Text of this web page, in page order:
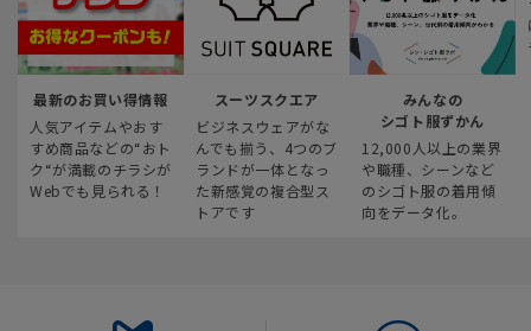
最新のお買い得情報
人気アイテムやおす
すめ商品などの“おト
ク“が満載のチラシが
Webでも見られる！
スーツスクエア
ビジネスウェアがな
んでも揃う、4つのブ
ランドが一体となっ
た新感覚の複合型ス
トアです
みんなの
シゴト服ずかん
12,000人以上の業界
や職種、シーンなど
のシゴト服の着用傾
向をデータ化。